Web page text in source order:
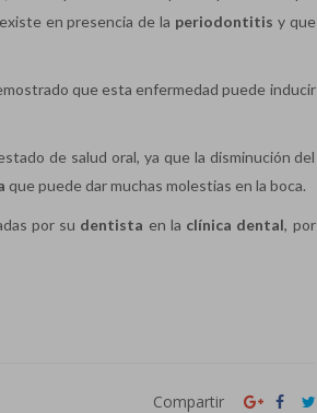
en presencia de la periodontitis y que
que esta enfermedad puede inducir
de salud oral, ya que la disminución del
que puede dar muchas molestias en la boca.
por su dentista en la clínica dental, por
Compartir